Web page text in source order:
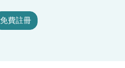
免費註冊